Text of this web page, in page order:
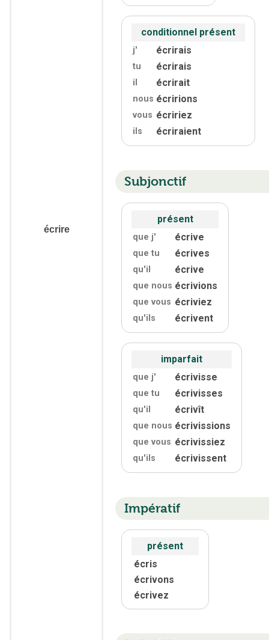
écrire
conditionnel présent
j' écrirais
tu écrirais
il écrirait
nous écririons
vous écririez
ils écriraient
Subjonctif
présent
que j' écrive
que tu écrives
qu'il écrive
que nous écrivions
que vous écriviez
qu'ils écrivent
imparfait
que j' écrivisse
que tu écrivisses
qu'il écrivît
que nous écrivissions
que vous écrivissiez
qu'ils écrivissent
Impératif
présent
écris
écrivons
écrivez